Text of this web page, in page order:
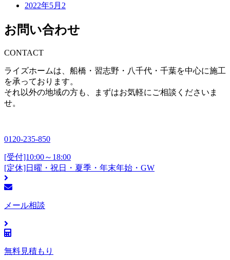
2022年5月 2
お問い合わせ
CONTACT
ライズホームは、船橋・習志野・八千代・千葉を中心に施工
を承っております。
それ以外の地域の方も、まずはお気軽にご相談くださいま
せ。
0120-235-850
[受付]10:00～18:00
[定休]日曜・祝日・夏季・年末年始・GW
メール相談
無料見積もり